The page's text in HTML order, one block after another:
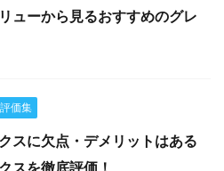
ューから見るおすすめのグレ
価集
スに欠点・デメリットはある